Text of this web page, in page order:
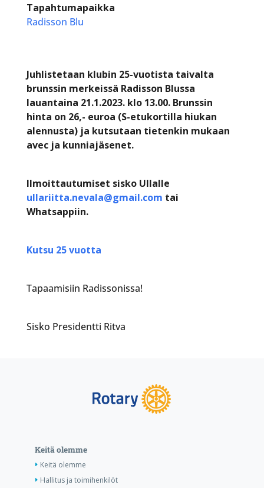
Tapahtumapaikka
Radisson Blu
Juhlistetaan klubin 25-vuotista taivalta
brunssin merkeissä Radisson Blussa
lauantaina 21.1.2023. klo 13.00. Brunssin
hinta on 26,- euroa (S-etukortilla hiukan
alennusta) ja kutsutaan tietenkin mukaan
avec ja kunniajäsenet.
Ilmoittautumiset sisko Ullalle
ullariitta.nevala@gmail.com tai
Whatsappiin.
Kutsu 25 vuotta
Tapaamisiin Radissonissa!
Sisko Presidentti Ritva
Keitä olemme
Keitä olemme
Hallitus ja toimihenkilöt